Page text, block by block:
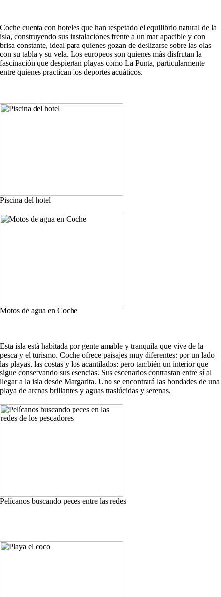
Coche cuenta con hoteles que han respetado el equilibrio natural de la
isla, construyendo sus instalaciones frente a un mar apacible y con
brisa constante, ideal para quienes gozan de deslizarse sobre las olas
con su tabla y su vela. Los europeos son quienes más disfrutan la
fascinación que despiertan playas como La Punta, particularmente
entre quienes practican los deportes acuáticos.
Piscina del hotel
Motos de agua en Coche
Esta isla está habitada por gente amable y tranquila que vive de la
pesca y el turismo. Coche ofrece paisajes muy diferentes: por un lado
las playas, las costas y los acantilados; pero también un interior que
sigue conservando sus esencias. Sus escenarios contrastan entre sí al
llegar a la isla desde Margarita. Uno se encontrará las bondades de una
playa de arenas brillantes y aguas traslúcidas y serenas.
Pelícanos buscando peces entre las redes